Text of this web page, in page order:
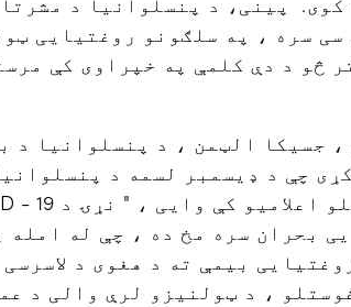
سره ، په سلګونو روغتیایی
څو د دې کلمې په خپراوی کې
جسیکا الټمن ، د پنسلوانیا د
بحران سره مخ ده ، چې له
بیمې ته د هغوی د
، د ټولنیزو لرې والی د